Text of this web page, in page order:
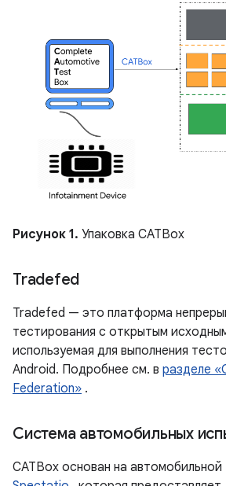
Рисунок 1. Упаковка CATBox
Tradefed
Tradefed — это платформа
тестирования с открытым
используемая для выполнения
Android. Подробнее см. в разделе
Federation» .
Система автомобильных
CATBox основан на